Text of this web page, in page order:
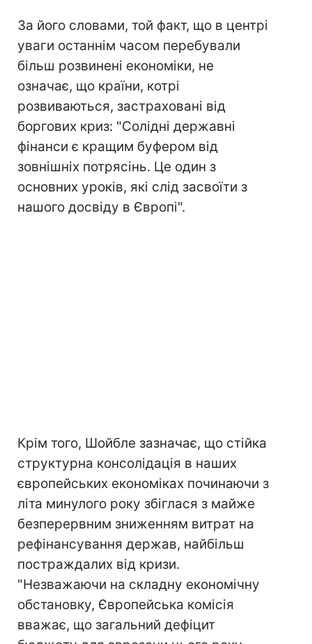
За його словами, той факт, що в центрі
уваги останнім часом перебували
більш розвинені економіки, не
означає, що країни, котрі
розвиваються, застраховані від
боргових криз: "Солідні державні
фінанси є кращим буфером від
зовнішніх потрясінь. Це один з
основних уроків, які слід засвоїти з
нашого досвіду в Європі".
Крім того, Шойбле зазначає, що стійка
структурна консолідація в наших
європейських економіках починаючи з
літа минулого року збіглася з майже
безперервним зниженням витрат на
рефінансування держав, найбільш
постраждалих від кризи.
"Незважаючи на складну економічну
обстановку, Європейська комісія
вважає, що загальний дефіцит